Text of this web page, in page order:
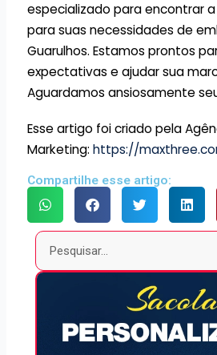
especializado para encontrar
para suas necessidades de
Guarulhos. Estamos prontos
expectativas e ajudar sua
Aguardamos ansiosamente
Esse artigo foi criado pela
Marketing: https://
Compartilhe esse artigo:
Pesquisar